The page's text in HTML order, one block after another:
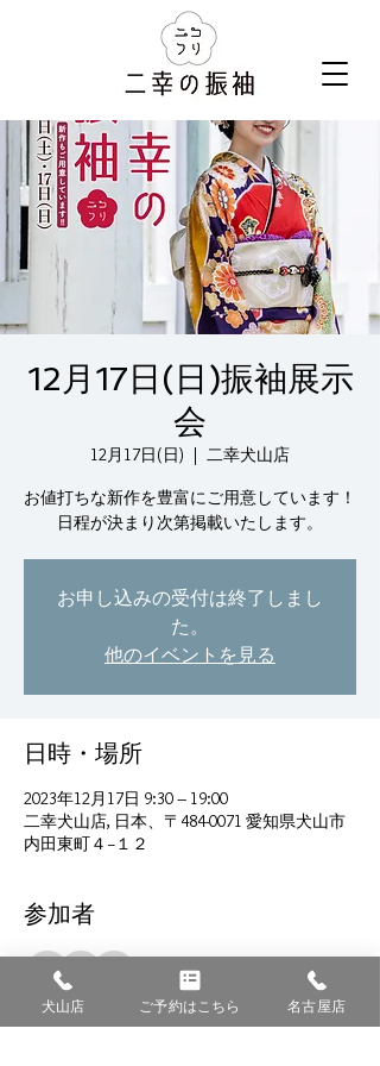
12月17日(日)振袖展示
会
12月17日(日)
  |
二幸犬山店
お値打ちな新作を豊富にご用意しています！
日程が決まり次第掲載いたします。
お申し込みの受付は終了しまし
た。
他のイベントを見る
日時・場所
2023年12月17日 9:30 – 19:00
二幸犬山店, 日本、〒484-0071 愛知県犬山市
内田東町４−１２
参加者
その他+3 名の参加者
犬山店 ご予約はこちら 名古屋店